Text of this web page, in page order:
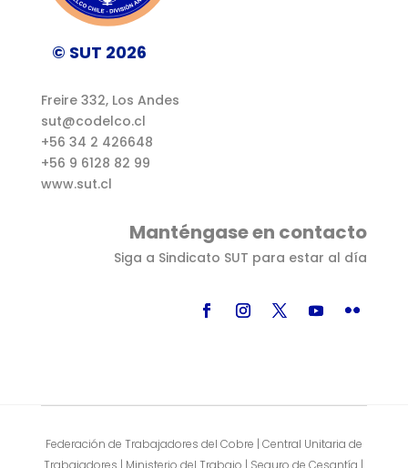
© SUT 2026
Freire 332, Los Andes
sut@codelco.cl
+56 34 2 426648
+56 9 6128 82 99
www.sut.cl
Manténgase en contacto
Siga a Sindicato SUT para estar al día
Federación de Trabajadores del Cobre | Central Unitaria de
Trabajadores | Ministerio del Trabajo | Seguro de Cesantía |